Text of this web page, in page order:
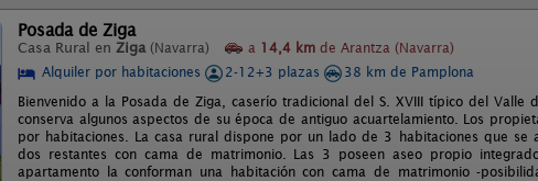
Posada de Ziga
Casa Rural en Ziga (Navarra) a 14,4 km de Arantza (Navarra)
Alquiler por habitaciones
2-12+3 plazas
38 km de Pamplona
Bienvenido a la Posada de Ziga, caserío tradicional del S. XVIII típico del Valle
conserva algunos aspectos de su época de antiguo acuartelamiento. Los
por habitaciones. La casa rural dispone por un lado de 3 habitaciones que
dos restantes con cama de matrimonio. Las 3 poseen aseo propio
apartamento la conforman una habitación con cama de matrimonio -